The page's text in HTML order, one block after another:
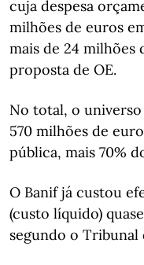
cuja despesa
milhões de euros
mais de 24 milhões
proposta de OE.
No total, o
570 milhões de
pública, mais 70%
O Banif já custou
(custo líquido)
segundo o Tribunal